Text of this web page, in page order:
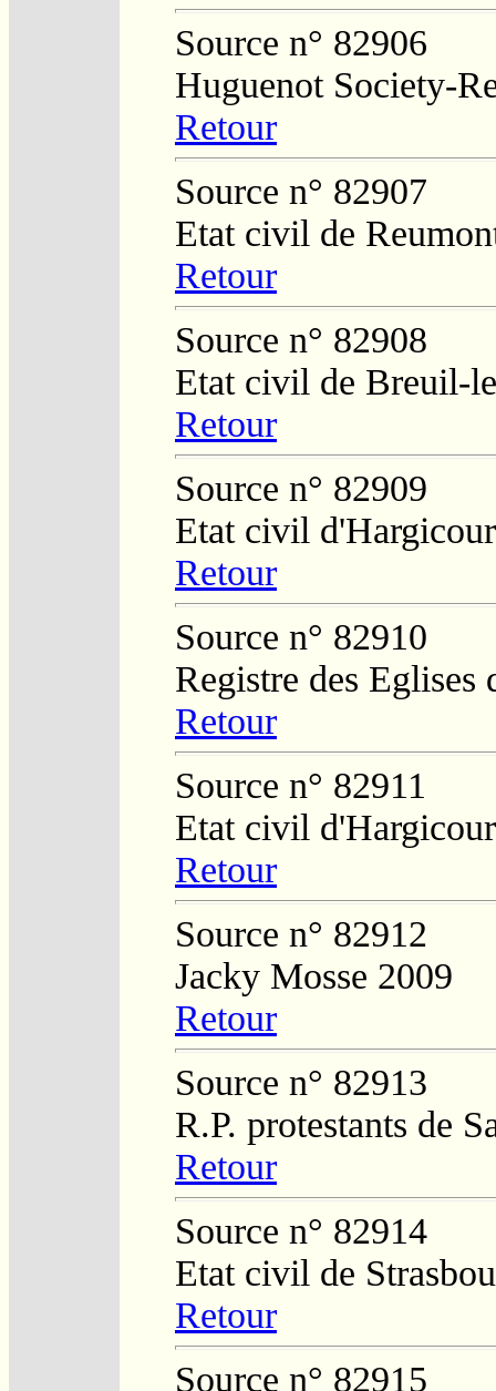
Source n° 82906
Huguenot Society-
Retour
Source n° 82907
Etat civil de
Retour
Source n° 82908
Etat civil de Breuil-
Retour
Source n° 82909
Etat civil
Retour
Source n° 82910
Registre des Eglises
Retour
Source n° 82911
Etat civil
Retour
Source n° 82912
Jacky Mosse 2009
Retour
Source n° 82913
R.P. protestants de
Retour
Source n° 82914
Etat civil de
Retour
Source n° 82915